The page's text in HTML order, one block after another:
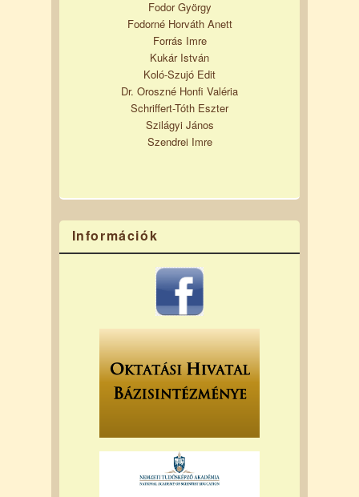
Fodor György
Fodorné Horváth Anett
Forrás Imre
Kukár István
Koló-Szujó Edit
Dr. Oroszné Honfi Valéria
Schriffert-Tóth Eszter
Szilágyi János
Szendrei Imre
Információk